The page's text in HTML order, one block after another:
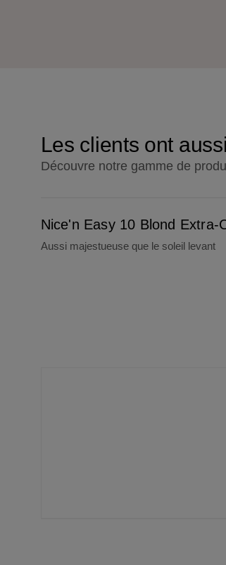
Les clients ont
Découvre notre gamme de
Nice'n Easy 10 Blond Extra-
Aussi majestueuse que le soleil levant